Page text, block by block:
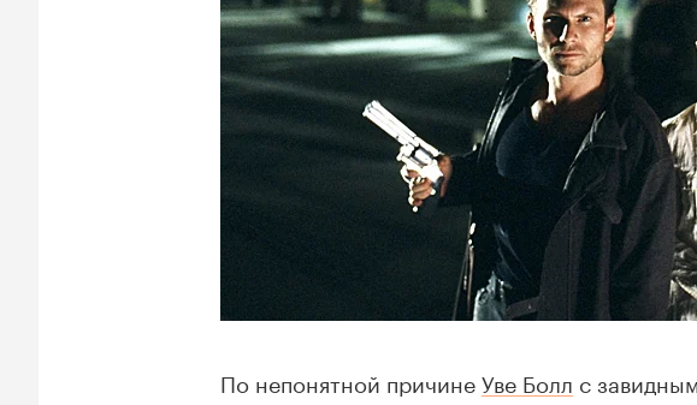
По непонятной причинеУве Болл с